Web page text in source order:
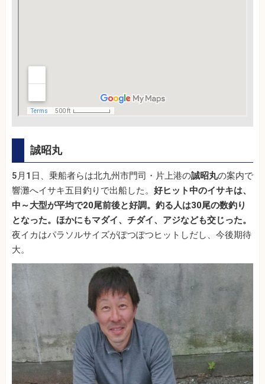
誠昭丸
5月1日、乗船者らは北九州市門司・片上港の誠昭丸の案内で
響灘へイサキ五目釣りで出船した。 好ヒット中のイサキは、
中～大型が平均で20尾前後と好調。釣る人は30尾の数釣り
となった。 ほかにもマダイ、チダイ、アジなども交じった。
夜イカはパラソルサイズがぽつぽつヒットしだし、今後期待
大。